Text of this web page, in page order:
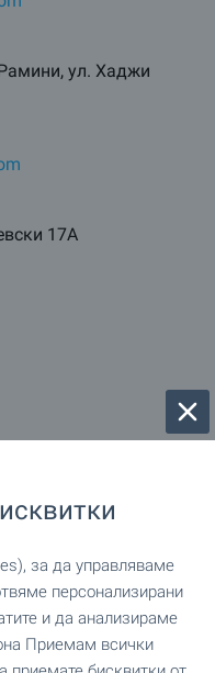
ул. Хаджи
17А
партер
1
за да управляваме
персонализирани
и да анализираме
Приемам всички